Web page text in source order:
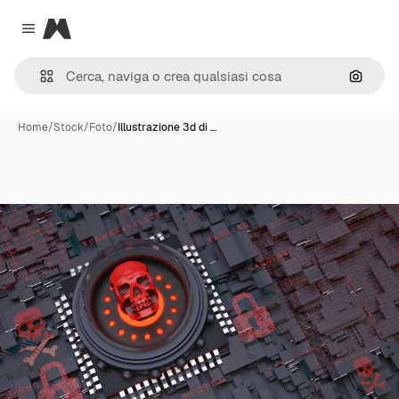
Close menu
Magnific
Cerca
Home/Stock/Foto/Illustrazione 3d di …